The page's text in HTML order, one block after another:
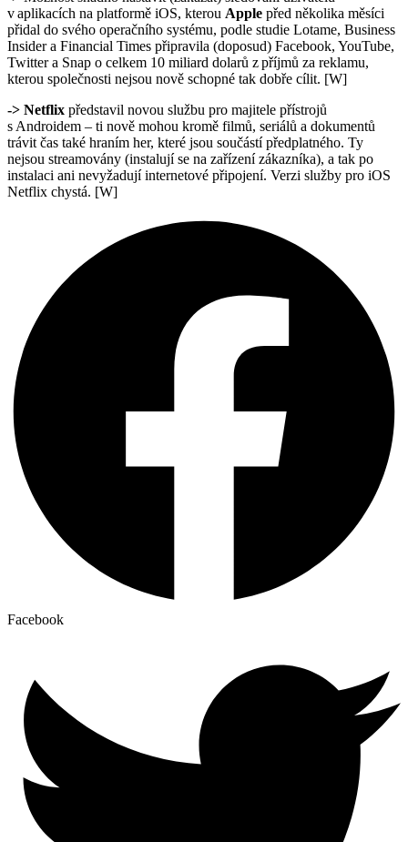
v aplikacích na platformě iOS, kterou Apple před několika měsíci
přidal do svého operačního systému, podle studie Lotame, Business
Insider a Financial Times připravila (doposud) Facebook, YouTube,
Twitter a Snap o celkem 10 miliard dolarů z příjmů za reklamu,
kterou společnosti nejsou nově schopné tak dobře cílit. [W]
-> Netflix představil novou službu pro majitele přístrojů
s Androidem – ti nově mohou kromě filmů, seriálů a dokumentů
trávit čas také hraním her, které jsou součástí předplatného. Ty
nejsou streamovány (instalují se na zařízení zákazníka), a tak po
instalaci ani nevyžadují internetové připojení. Verzi služby pro iOS
Netflix chystá. [W]
Facebook